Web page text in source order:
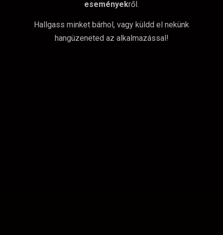
eseményekről.
Hallgass minket bárhol, vagy küldd el nekünk
hangüzeneted az alkalmazással!